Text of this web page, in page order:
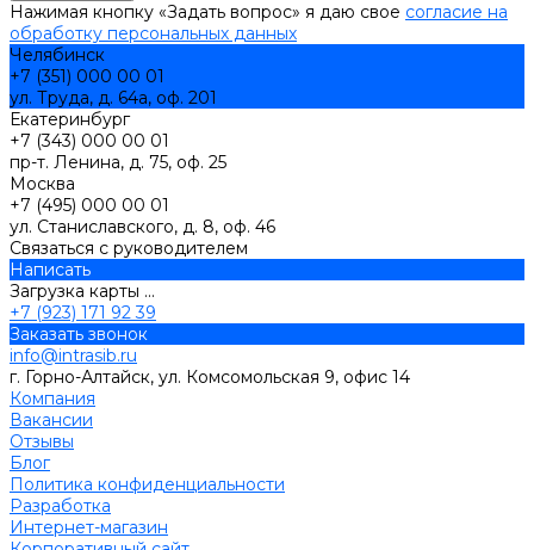
Нажимая кнопку «Задать вопрос» я даю свое согласие на
обработку персональных данных
Челябинск
+7 (351) 000 00 01
ул. Труда, д. 64а, оф. 201
Екатеринбург
+7 (343) 000 00 01
пр-т. Ленина, д. 75, оф. 25
Москва
+7 (495) 000 00 01
ул. Станиславского, д. 8, оф. 46
Связаться с руководителем
Написать
Загрузка карты ...
+7 (923) 171 92 39
Заказать звонок
info@intrasib.ru
г. Горно-Алтайск, ул. Комсомольская 9, офис 14
Компания
Вакансии
Отзывы
Блог
Политика конфиденциальности
Разработка
Интернет-магазин